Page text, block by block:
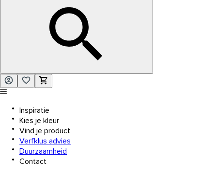
Inspiratie
Kies je kleur
Vind je product
Verfklus advies
Duurzaamheid
Contact